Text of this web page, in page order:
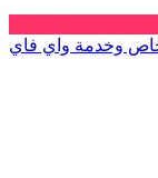
وخدمة واي فاي